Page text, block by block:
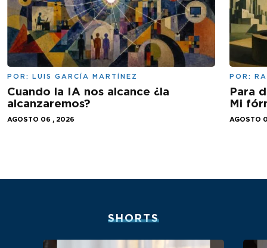
POR: LUIS GARCÍA MARTÍNEZ
Cuando la IA nos alcance ¿la
alcanzaremos?
AGOSTO 06 , 2026
POR:
Para
Mi
AGOSTO
SHORTS